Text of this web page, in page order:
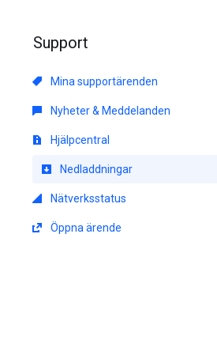
Support
Mina supportärenden
Nyheter & Meddelanden
Hjälpcentral
Nedladdningar
Nätverksstatus
Öppna ärende